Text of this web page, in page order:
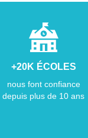
+20K ÉCOLES
nous font confiance
depuis plus de 10 ans